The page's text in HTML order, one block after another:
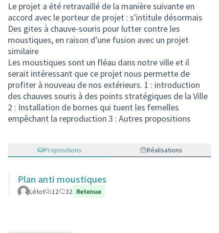
Le projet a été retravaillé de la manière suivante en
accord avec le porteur de projet : s'intitule désormais
Des gites à chauve-souris pour lutter contre les
moustiques, en raison d'une fusion avec un projet
similaire
Les moustiques sont un fléau dans notre ville et il
serait intéressant que ce projet nous permette de
profiter à nouveau de nos extérieurs. 1 : introduction
des chauves souris à des points stratégiques de la Ville
2 : Installation de bornes qui tuent les femelles
empêchant la reproduction 3 : Autres propositions
Propositions Réalisations
Plan anti moustiques
Létot 12 32 Retenue